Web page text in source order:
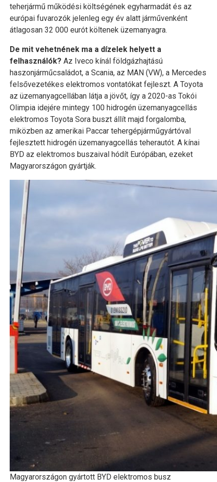
teherjármű működési költségének egyharmadát és az
európai fuvarozók jelenleg egy év alatt járművenként
átlagosan 32 000 eurót költenek üzemanyagra.
De mit vehetnének ma a dízelek helyett a
felhasználók? Az Iveco kínál földgázhajtású
haszonjárműcsaládot, a Scania, az MAN (VW), a Mercedes
felsővezetékes elektromos vontatókat fejleszt. A Toyota
az üzemanyagcellában látja a jövőt, így a 2020-as Tokói
Olimpia idejére mintegy 100 hidrogén üzemanyagcellás
elektromos Toyota Sora buszt állít majd forgalomba,
miközben az amerikai Paccar tehergépjárműgyártóval
fejlesztett hidrogén üzemanyagcellás teherautót. A kínai
BYD az elektromos buszaival hódít Európában, ezeket
Magyarországon gyártják.
Magyarországon gyártott BYD elektromos busz